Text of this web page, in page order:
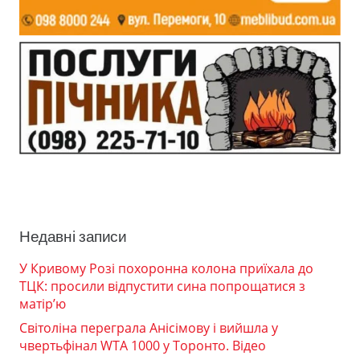
Недавні записи
У Кривому Розі похоронна колона приїхала до
ТЦК: просили відпустити сина попрощатися з
матір’ю
Світоліна переграла Анісімову і вийшла у
чвертьфінал WTA 1000 у Торонто. Відео